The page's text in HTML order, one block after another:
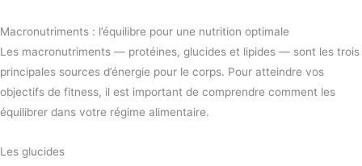
Macronutriments : l’équilibre pour une nutrition optimale
Les macronutriments — protéines, glucides et lipides — sont les trois
principales sources d’énergie pour le corps. Pour atteindre vos
objectifs de fitness, il est important de comprendre comment les
équilibrer dans votre régime alimentaire.
Les glucides